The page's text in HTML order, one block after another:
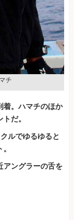
チ
着。ハマチのほか
だ。
ルでゆるゆると
アングラーの舌を